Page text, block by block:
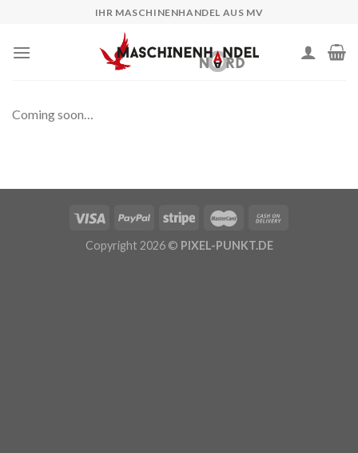
content
IHR MASCHINENHANDEL AUS MV
Coming soon…
Copyright 2026 © PIXEL-PUNKT.DE